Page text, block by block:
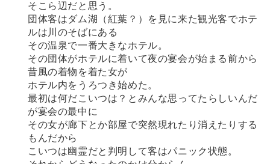
そこら辺だと思う。
団体客はダム湖（紅葉？）を見に来た観光客でホテ
ルは川のそばにある
その温泉で一番大きなホテル。
その団体がホテルに着いて夜の宴会が始まる前から
昔風の着物を着た女が
ホテル内をうろつき始めた。
最初は何だこいつは？とみんな思ってたらしいんだ
が宴会の最中に
その女が廊下とか部屋で突然現れたり消えたりする
もんだから
こいつは幽霊だと判明して客はパニック状態。